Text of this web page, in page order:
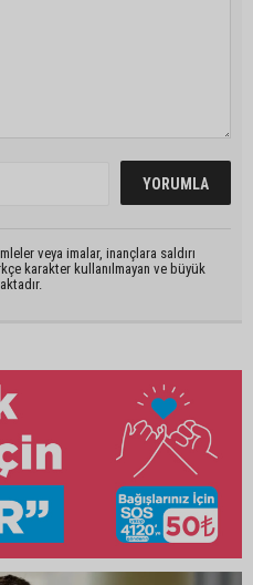
veya imalar, inançlara saldırı
karakter kullanılmayan ve büyük